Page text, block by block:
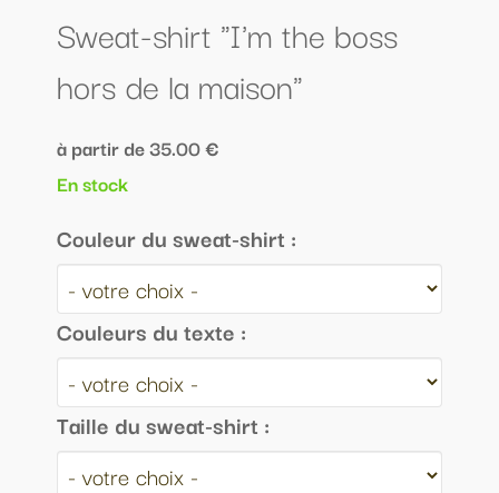
Sweat-shirt "I'm the boss
hors de la maison"
à partir de 35.00 €
En stock
Couleur du sweat-shirt :
Couleurs du texte :
Taille du sweat-shirt :